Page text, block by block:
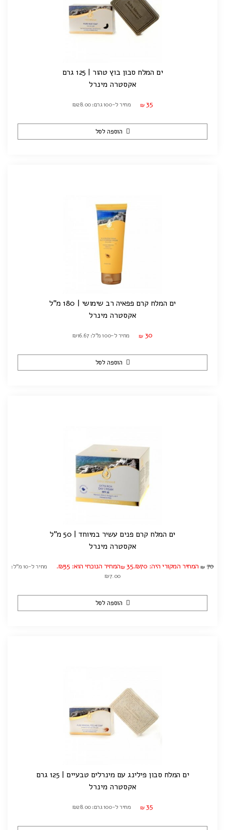
ים המלח סבון בוץ טהור | 125 גרם
אקסטרה מינרל
₪ 35 מחיר ל-100 גרם: ₪28.00
הוספה לסל
ים המלח קרם פפאיה רב שימושי | 180 מ"ל
אקסטרה מינרל
₪ 30 מחיר ל-100 מ"ל: ₪16.67
הוספה לסל
ים המלח קרם פנים עשיר במיוחד | 50 מ"ל
אקסטרה מינרל
₪ 70 המחיר המקורי היה: ₪70. ₪ 35 המחיר הנוכחי הוא: ₪35.
מחיר ל-10 מ"ל:
₪7.00
הוספה לסל
ים המלח סבון פילינג עם מינרלים טבעיים | 125 גרם
אקסטרה מינרל
₪ 35 מחיר ל-100 גרם: ₪28.00